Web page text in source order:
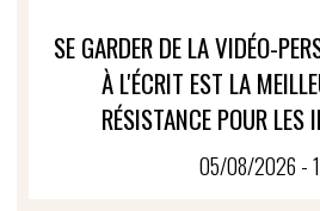
SE GARDER DE LA VIDÉO-
À L'ÉCRIT EST LA
RÉSISTANCE POUR LES
05/08/2026 -